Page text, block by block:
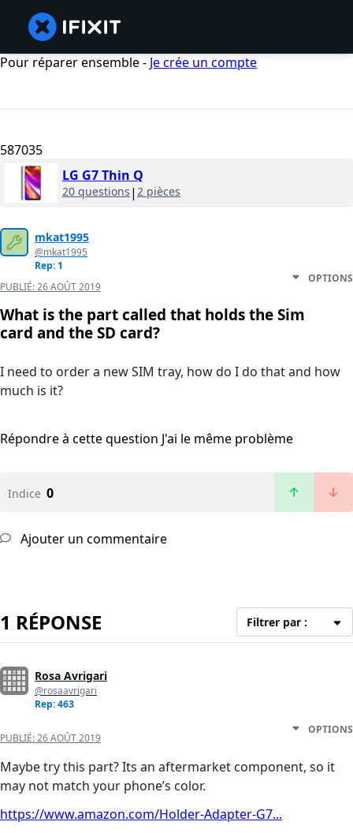
Pour réparer ensemble - Je crée un compte
587035
LG G7 Thin Q
20 questions | 2 pièces
mkat1995
@mkat1995
Rep: 1
PUBLIÉ:26 AOÛT 2019
OPTIONS
What is the part called that holds the Sim
card and the SD card?
I need to order a new SIM tray, how do I do that and how
much is it?
Répondre à cette question J'ai le même problème
Indice 0
Ajouter un commentaire
1 RÉPONSE Filtrer par :
Rosa Avrigari
@rosaavrigari
Rep: 463
PUBLIÉ:26 AOÛT 2019
OPTIONS
Maybe try this part? Its an aftermarket component, so it
may not match your phone’s color.
https://www.amazon.com/Holder-Adapter-G7...